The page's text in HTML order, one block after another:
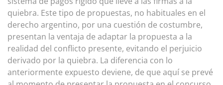
quiebra. Este tipo de propuestas, no habituales en el
derecho argentino, por una cuestión de costumbre,
presentan la ventaja de adaptar la propuesta a la
realidad del conflicto presente, evitando el perjuicio
derivado por la quiebra. La diferencia con lo
anteriormente expuesto deviene, de que aquí se prevé